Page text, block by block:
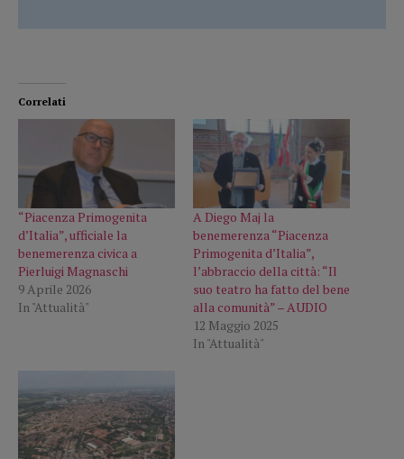
Correlati
“Piacenza Primogenita
d’Italia”, ufficiale la
benemerenza civica a
Pierluigi Magnaschi
9 Aprile 2026
In "Attualità"
A Diego Maj la
benemerenza “Piacenza
Primogenita d’Italia”,
l’abbraccio della città: “Il
suo teatro ha fatto del bene
alla comunità” – AUDIO
12 Maggio 2025
In "Attualità"